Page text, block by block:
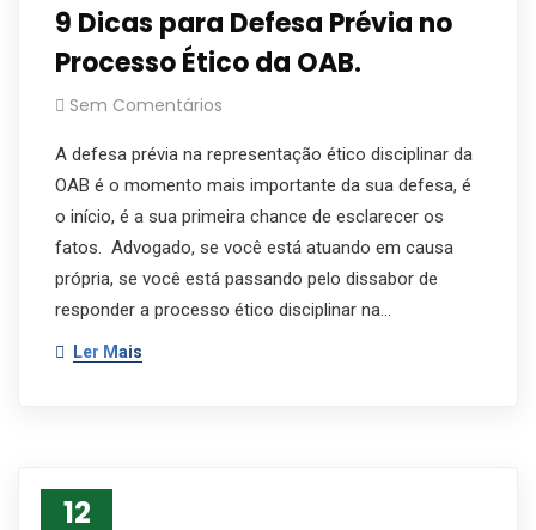
9 Dicas para Defesa Prévia no
Processo Ético da OAB.
Sem Comentários
A defesa prévia na representação ético disciplinar da
OAB é o momento mais importante da sua defesa, é
o início, é a sua primeira chance de esclarecer os
fatos. Advogado, se você está atuando em causa
própria, se você está passando pelo dissabor de
responder a processo ético disciplinar na…
Ler Mais
12